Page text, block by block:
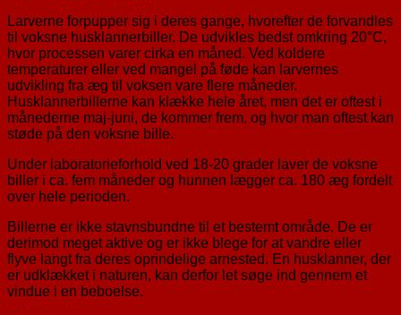
Larverne forpupper sig i deres gange, hvorefter de forvandles
til voksne husklannerbiller. De udvikles bedst omkring 20°C,
hvor processen varer cirka en måned. Ved koldere
temperaturer eller ved mangel på føde kan larvernes
udvikling fra æg til voksen vare flere måneder.
Husklannerbillerne kan klække hele året, men det er oftest i
månederne maj-juni, de kommer frem, og hvor man oftest kan
støde på den voksne bille.
Under laboratorieforhold ved 18-20 grader laver de voksne
biller i ca. fem måneder og hunnen lægger ca. 180 æg fordelt
over hele perioden.
Billerne er ikke stavnsbundne til et bestemt område. De er
derimod meget aktive og er ikke blege for at vandre eller
flyve langt fra deres oprindelige arnested. En husklanner, der
er udklækket i naturen, kan derfor let søge ind gennem et
vindue i en beboelse.